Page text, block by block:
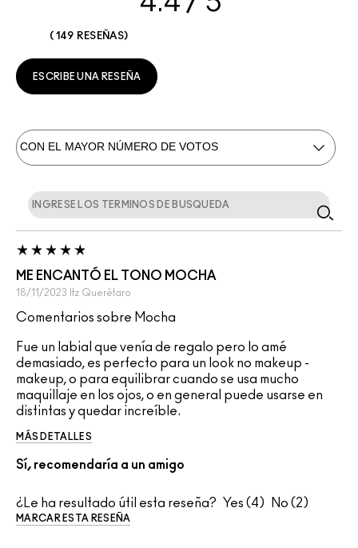
149 RESEÑAS
ESCRIBE UNA RESEÑA
ME ENCANTÓ EL TONO MOCHA
18/11/2023 Itz Querétaro
Comentarios sobre Mocha
Fue un labial que venía de regalo pero lo amé
demasiado, es perfecto para un look no makeup -
makeup, o para equilibrar cuando se usa mucho
maquillaje en los ojos, o en general puede usarse en
distintas y quedar increíble.
MÁS DETALLES
Sí, recomendaría a un amigo
¿Le ha resultado útil esta reseña? 4 2
MARCAR ESTA RESEÑA